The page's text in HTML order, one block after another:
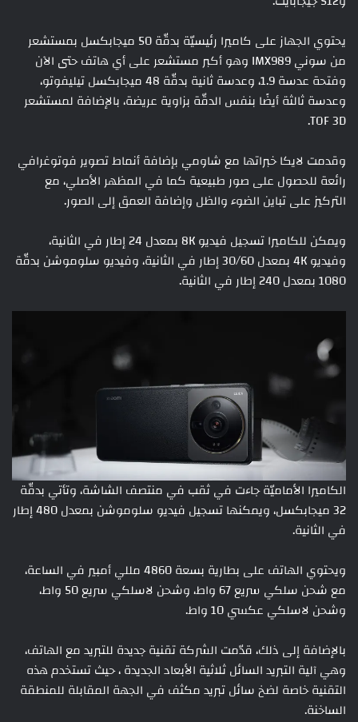
يحتوي الجهاز على كاميرا رئيسيّة بدقّة 50 ميجابكسل بمستشعر
من سوني IMX989 وهو أكبر مستشعر على أي هاتف حتى الآن
وفتحة عدسة 1.9، وعدسة ثانية بدقّة 48 ميجابكسل تيليفوتو،
وعدسة ثالثة أيضًا بنفس الدقّة بزاوية عريضة، بالإضافة لمستشعر
TOF 3D.
وقدمت لايكا خبراتها مع شاومي بإضافة أنماط تصوير فوتوغرافي
رائعة للحصول على صور طبيعية كما في المظهر الأصلي، مع
التركيز على تباين الضوء والظل وإضافة العمق إلى الصور.
ويمكن للكاميرا تسجيل فيديو 8K بمعدل 24 إطار في الثانية،
وفيديو 4K بمعدل 30/60 إطار في الثانية، وفيديو سلوموشن بدقّة
1080 بمعدل 240 إطار في الثانية.
الكاميرا الأماميّة جاءت في ثقب في منتصف الشاشة، وتأتي بدقّة
32 ميجابكسل، ويمكنها تسجيل فيديو سلوموشن بمعدل 480 إطار
في الثانية.
ويحتوي الهاتف على بطارية بسعة 4860 مللي أمبير في الساعة،
مع شحن سلكي سريع 67 واط، وشحن لاسلكي سريع 50 واط،
وشحن لاسلكي عكسي 10 واط.
بالإضافة إلى ذلك، قدّمت الشركة تقنية جديدة للتبريد مع الهاتف،
وهي آلية التبريد السائل ثلاثية الأبعاد الجديدة ، حيث تستخدم هذه
التقنية خاصة لضخ سائل تبريد مكثف في الجهة المقابلة للمنطقة
الساخنة.